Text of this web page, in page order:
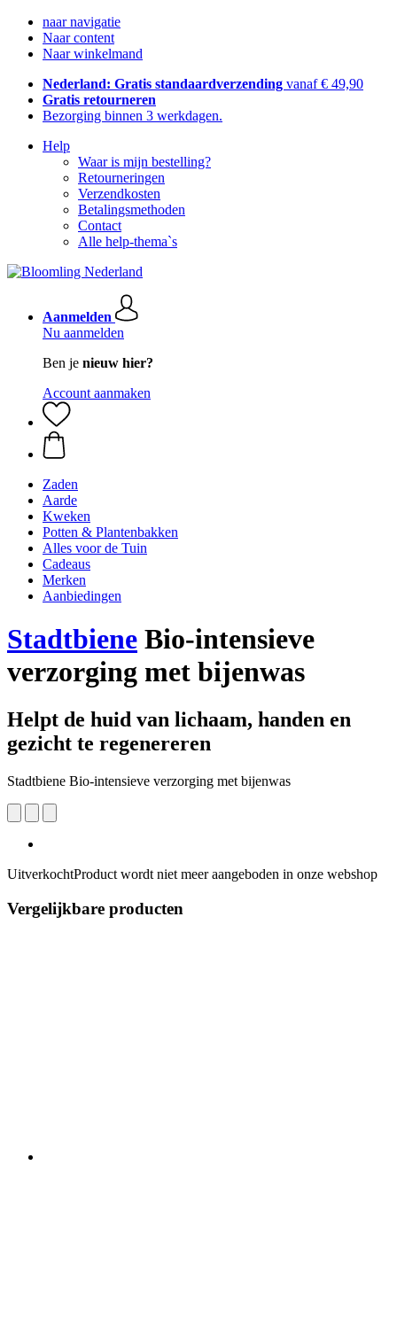
naar navigatie
Naar content
Naar winkelmand
Nederland: Gratis standaardverzending vanaf € 49,90
Gratis retourneren
Bezorging binnen 3 werkdagen.
Help
Waar is mijn bestelling?
Retourneringen
Verzendkosten
Betalingsmethoden
Contact
Alle help-thema`s
Aanmelden
Nu aanmelden
Ben je nieuw hier?
Account aanmaken
Zaden
Aarde
Kweken
Potten & Plantenbakken
Alles voor de Tuin
Cadeaus
Merken
Aanbiedingen
Stadtbiene Bio-intensieve
verzorging met bijenwas
Helpt de huid van lichaam, handen en
gezicht te regenereren
Stadtbiene Bio-intensieve verzorging met bijenwas
UitverkochtProduct wordt niet meer aangeboden in onze webshop
Vergelijkbare producten